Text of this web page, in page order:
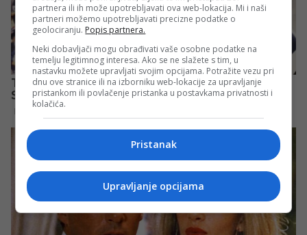
partnera ili ih može upotrebljavati ova web-lokacija. Mi i naši
partneri možemo upotrebljavati precizne podatke o
geolociranju. Popis partnera.
Neki dobavljači mogu obrađivati vaše osobne podatke na
temelju legitimnog interesa. Ako se ne slažete s tim, u
nastavku možete upravljati svojim opcijama. Potražite vezu pri
dnu ove stranice ili na izborniku web-lokacije za upravljanje
pristankom ili povlačenje pristanka u postavkama privatnosti i
kolačića.
Pristanak
Upravljanje opcijama